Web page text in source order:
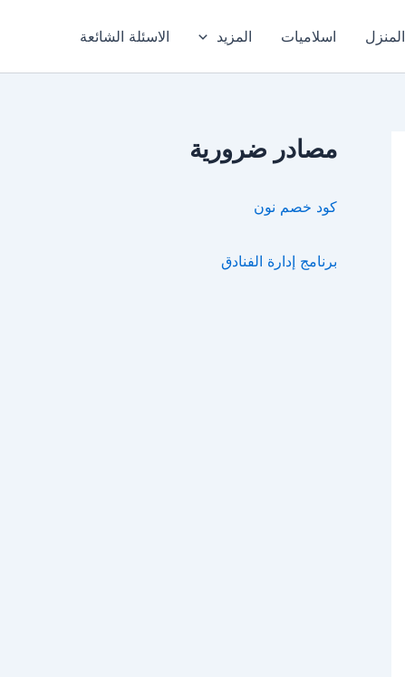
المنزل اسلاميات المزيد الاسئلة الشائعة
مصادر ضرورية
كود خصم نون
برنامج إدارة الفنادق